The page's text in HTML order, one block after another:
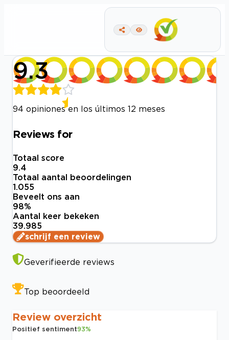
9.3
94 opiniones en los últimos 12 meses
Reviews for
Totaal score
9.4
Totaal aantal beoordelingen
1.055
Beveelt ons aan
98%
Aantal keer bekeken
39.985
schrijf een review
Geverifieerde reviews
Top beoordeeld
Review overzicht
Positief sentiment93%